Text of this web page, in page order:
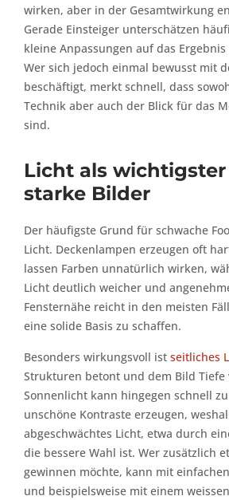
wirken, aber in der Gesamtwirkung
Gerade Einsteiger unterschätzen
kleine Anpassungen auf das
Wer sich jedoch einmal bewusst mit
beschäftigt, merkt schnell, dass
Technik aber auch der Blick für das
sind.
Licht als
starke Bilder
Der häufigste Grund für schwache
Licht. Deckenlampen erzeugen oft
lassen Farben unnatürlich wirken,
Licht deutlich weicher und
Fensternähe reicht in den meisten
eine solide Basis zu schaffen.
Besonders wirkungsvoll ist seitliches
Strukturen betont und dem Bild Tiefe
Sonnenlicht kann hingegen schnell
unschöne Kontraste erzeugen,
abgeschwächtes Licht, etwa durch
die bessere Wahl ist. Wer zusätzlich
gewinnen möchte, kann mit
und beispielsweise mit einem